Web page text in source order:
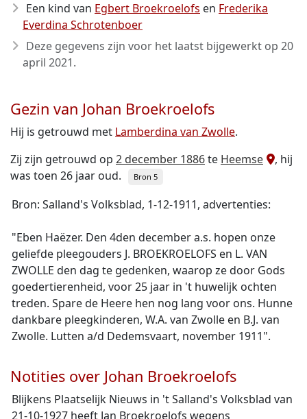
Een kind van Egbert Broekroelofs en Frederika
Everdina Schrotenboer
Deze gegevens zijn voor het laatst bijgewerkt op 20
april 2021.
Gezin van Johan Broekroelofs
Hij is getrouwd met Lamberdina van Zwolle.
Zij zijn getrouwd op 2 december 1886te Heemse
, hij
was toen 26 jaar oud.
Bron 5
Bron: Salland's Volksblad, 1-12-1911, advertenties:
"Eben Haëzer. Den 4den december a.s. hopen onze
geliefde pleegouders J. BROEKROELOFS en L. VAN
ZWOLLE den dag te gedenken, waarop ze door Gods
goedertierenheid, voor 25 jaar in 't huwelijk ochten
treden. Spare de Heere hen nog lang voor ons. Hunne
dankbare pleegkinderen, W.A. van Zwolle en B.J. van
Zwolle. Lutten a/d Dedemsvaart, november 1911".
Notities over Johan Broekroelofs
Blijkens Plaatselijk Nieuws in 't Salland's Volksblad van
21-10-1927 heeft Jan Broekroelofs wegens